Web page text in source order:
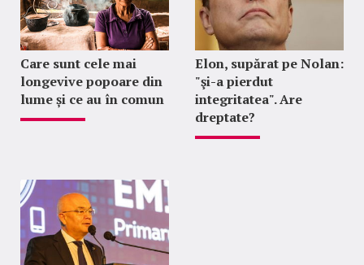
Care sunt cele mai
longevive popoare din
lume și ce au în comun
Elon, supărat pe Nolan:
"şi-a pierdut
integritatea". Are
dreptate?